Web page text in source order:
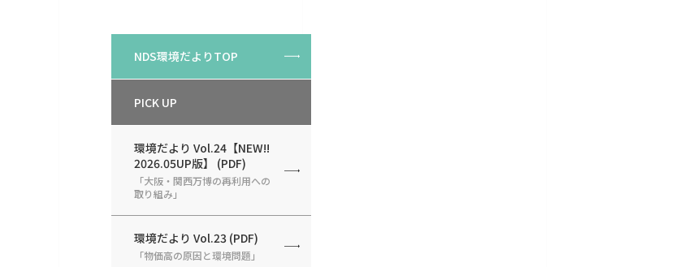
NDS環境だよりTOP
PICK UP
環境だより Vol.24【NEW!!
2026.05UP版】 (PDF)
「大阪・関西万博の再利用への
取り組み」
環境だより Vol.23 (PDF)
「物価高の原因と環境問題」